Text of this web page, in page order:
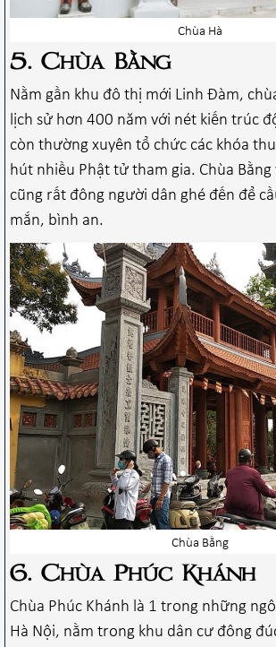
Chùa Hà
5. Chùa Bằng
Nằm gần khu đô thị mới Linh Đàm,
lịch sử hơn 400 năm với nét kiến trúc
còn thường xuyên tổ chức các khóa
hút nhiều Phật tử tham gia. Chùa
cũng rất đông người dân ghé đến để
mắn, bình an.
Chùa Bằng
6. Chùa Phúc Khánh
Chùa Phúc Khánh là 1 trong những
Hà Nội, nằm trong khu dân cư đông